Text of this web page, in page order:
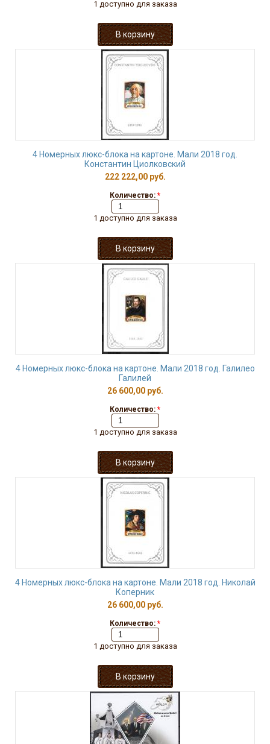
1 доступно для заказа
4 Номерных люкс-блока на картоне. Мали 2018 год.
Константин Циолковский
222 222,00 руб.
Количество: *
1 доступно для заказа
4 Номерных люкс-блока на картоне. Мали 2018 год. Галилео
Галилей
26 600,00 руб.
Количество: *
1 доступно для заказа
4 Номерных люкс-блока на картоне. Мали 2018 год. Николай
Коперник
26 600,00 руб.
Количество: *
1 доступно для заказа